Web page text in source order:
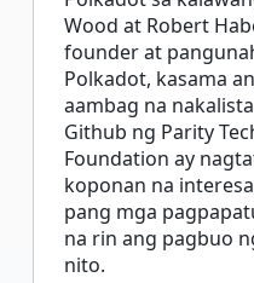
Wood at Robert
founder at
Polkadot, kasama
aambag na
Github ng Parity
Foundation ay
koponan na
pang mga
na rin ang pagbuo
nito.